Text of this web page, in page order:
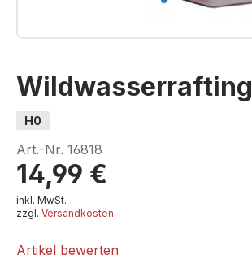
Wildwasserrafting
H0
Art.-Nr. 16818
14,99 €
inkl. MwSt.
zzgl. Versandkosten
Artikel bewerten